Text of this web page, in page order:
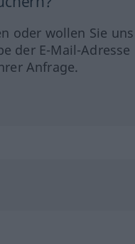
oder wollen Sie
der E-Mail-
Anfrage.